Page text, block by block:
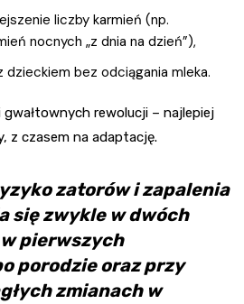
liczby karmień (np.
nocnych „z dnia na dzień”),
dzieckiem bez odciągania mleka.
gwałtownych rewolucji – najlepiej
z czasem na adaptację.
zatorów i zapalenia
się zwykle w dwóch
pierwszych
porodzie oraz przy
zmianach w